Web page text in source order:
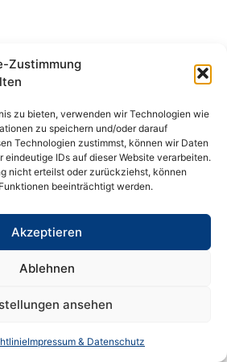
Zustimmung
zu bieten, verwenden wir Technologien wie
zu speichern und/oder darauf
Technologien zustimmst, können wir Daten
eindeutige IDs auf dieser Website verarbeiten.
nicht erteilst oder zurückziehst, können
beeinträchtigt werden.
Akzeptieren
Ablehnen
ansehen
Impressum & Datenschutz